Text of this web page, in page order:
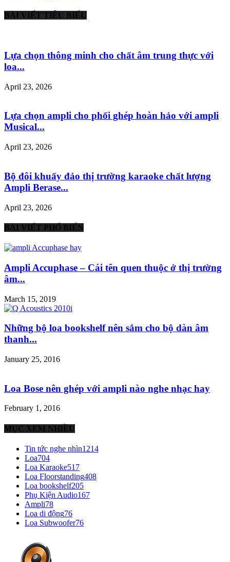
BÀI VIẾT TIÊU BIỂU
Lựa chọn thông minh cho chất âm trung thực với
loa...
April 23, 2026
Lựa chọn ampli cho phối ghép hoàn hảo với ampli
Musical...
April 23, 2026
Bộ đôi khuấy đảo thị trường karaoke chất lượng
Ampli Berase...
April 23, 2026
BÀI VIẾT PHỔ BIẾN
Ampli Accuphase – Cái tên quen thuộc ở thị trường
âm...
March 15, 2019
Những bộ loa bookshelf nên sắm cho bộ dàn âm
thanh...
January 25, 2016
Loa Bose nên ghép với ampli nào nghe nhạc hay
February 1, 2016
MỤC XEM NHIỀU
Tin tức nghe nhìn1214
Loa704
Loa Karaoke517
Loa Floorstanding408
Loa bookshelf205
Phụ Kiện Audio167
Ampli78
Loa di động76
Loa Subwoofer76